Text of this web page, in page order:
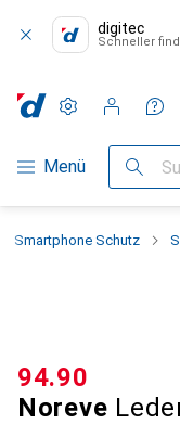
digitec
Schneller
Navigation nach
Menü Suche
Einstellungen
Kundenkonto
Vergleichslisten
Merklisten
Warenkorb
Smartphone Schutz
Noreve
CHF
94.90